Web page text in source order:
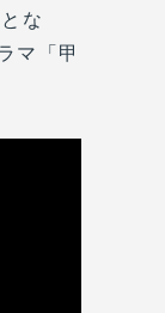
な
マ「甲